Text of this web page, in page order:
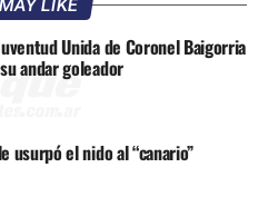
LIKE
Unida de Coronel Baigorria
andar goleador
usurpó el nido al “canario”